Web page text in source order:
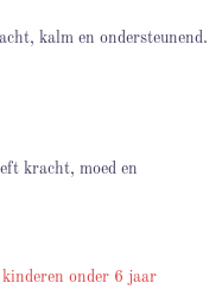
kalm en ondersteunend.
kracht, moed en
onder 6 jaar